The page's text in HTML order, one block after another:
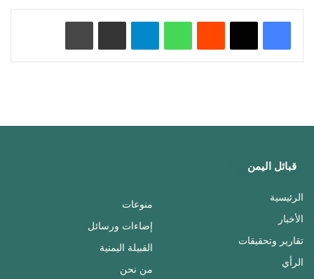
واتساب تيلقرام
قبائل اليمن
الرئيسية
الأخبار
تقارير وتحقيقات
الرأي
منوعات
إضاءات ورسائل
القبيلة اليمنية
من نحن